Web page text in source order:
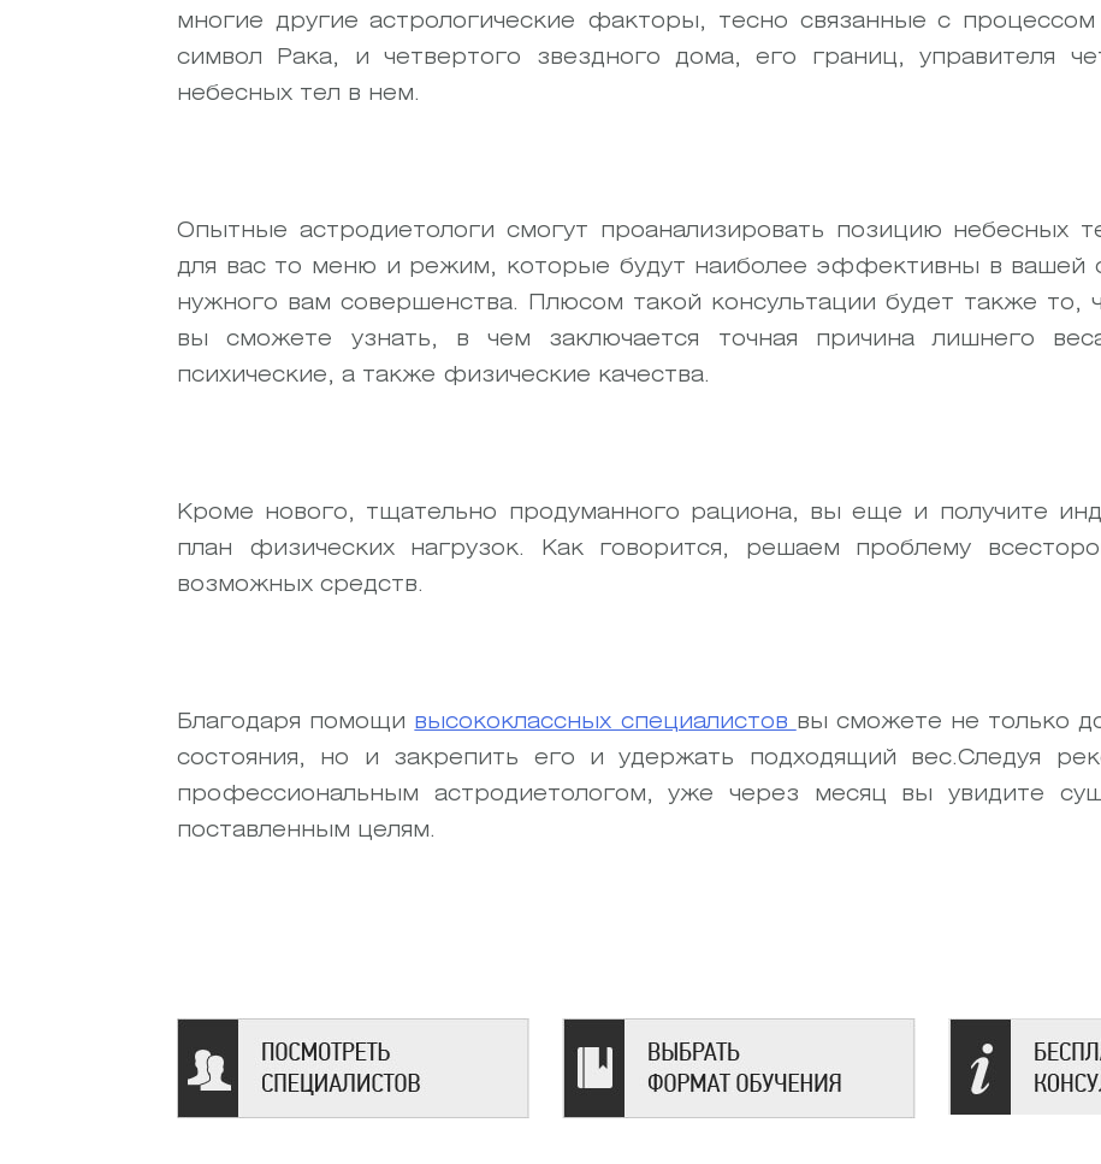
многие другие астрологические факторы, тесно связанные с
символ Рака, и четвертого звездного дома, его границ, управителя
небесных тел в нем.
Опытные астродиетологи смогут проанализировать позицию небесных
для вас то меню и режим, которые будут наиболее эффективны в вашей
нужного вам совершенства. Плюсом такой консультации будет также то,
вы сможете узнать, в чем заключается точная причина лишнего
психические, а также физические качества.
Кроме нового, тщательно продуманного рациона, вы еще и получите
план физических нагрузок. Как говорится, решаем проблему
возможных средств.
Благодаря помощи высококлассных специалистов вы сможете не только
состояния, но и закрепить его и удержать подходящий вес.Следуя
профессиональным астродиетологом, уже через месяц вы увидите
поставленным целям.